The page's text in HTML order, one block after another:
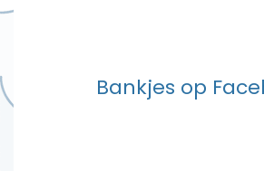
Bankjes op